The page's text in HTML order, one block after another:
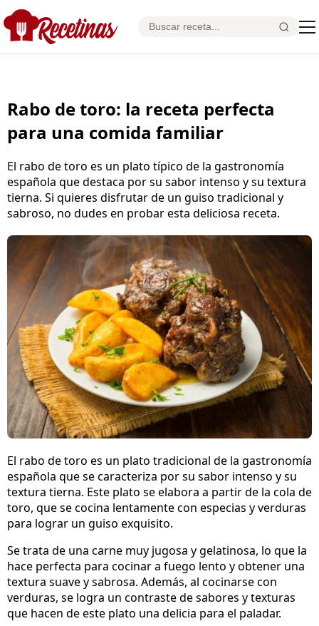
Rabo de toro: la receta perfecta
para una comida familiar
El rabo de toro es un plato típico de la gastronomía
española que destaca por su sabor intenso y su textura
tierna. Si quieres disfrutar de un guiso tradicional y
sabroso, no dudes en probar esta deliciosa receta.
El rabo de toro es un plato tradicional de la gastronomía
española que se caracteriza por su sabor intenso y su
textura tierna. Este plato se elabora a partir de la cola de
toro, que se cocina lentamente con especias y verduras
para lograr un guiso exquisito.
Se trata de una carne muy jugosa y gelatinosa, lo que la
hace perfecta para cocinar a fuego lento y obtener una
textura suave y sabrosa. Además, al cocinarse con
verduras, se logra un contraste de sabores y texturas
que hacen de este plato una delicia para el paladar.